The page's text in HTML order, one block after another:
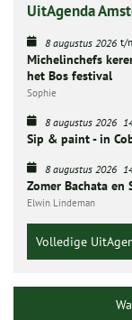
UitAgenda
8 augustus 2026 t/
Michelinchefs
het Bos festival
Sophie
8 augustus 2026
Sip & paint - in
8 augustus 2026
Zomer Bachata en
Elwin Lindeman
Volledige